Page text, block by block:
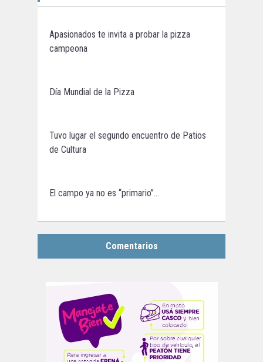
Apasionados te invita a probar la pizza
campeona
Día Mundial de la Pizza
Tuvo lugar el segundo encuentro de Patios
de Cultura
El campo ya no es “primario”…
Comentarios